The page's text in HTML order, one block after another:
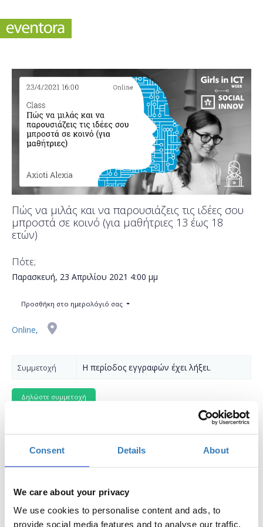
Consent Details About
We care about your privacy
We use cookies to personalise content and ads, to
provide social media features and to analyse our traffic.
Πώς να μιλάς και να παρουσιάζεις τις ιδέες σου
μπροστά σε κοινό (για μαθήτριες 13 έως 18
ετών)
Πότε;
Παρασκευή, 23 Απριλίου 2021 4:00 μμ
Προσθήκη στο ημερολόγιό σας
Online,
Συμμετοχή Η περίοδος εγγραφών έχει λήξει.
Δωρεάν On Line σεμινάριο
Αιγίδα της Γενικής Γραμματείας Δημογραφικής και
Οικογενειακής Πολιτικής και Ισότητας των Φύλων.